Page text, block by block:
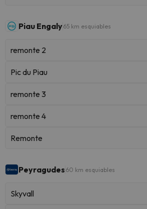
Piau Engaly65 km esquiables
remonte 2
Pic du Piau
remonte 3
remonte 4
Remonte
Peyragudes 60 km esquiables
Skyvall